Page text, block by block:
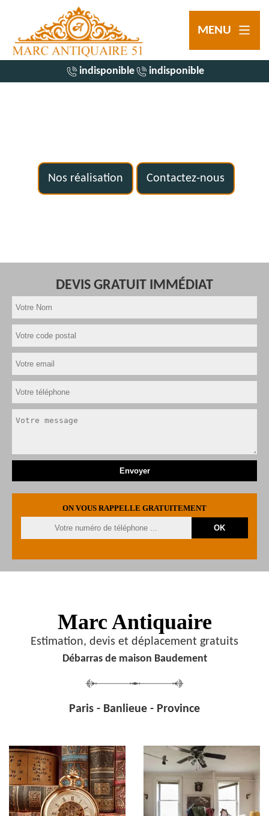
MENU
indisponible indisponible
Nos réalisation Contactez-nous
DEVIS GRATUIT IMMÉDIAT
ON VOUS RAPPELLE GRATUITEMENT
Marc Antiquaire
Estimation, devis et déplacement gratuits
Débarras de maison Baudement
Paris - Banlieue - Province